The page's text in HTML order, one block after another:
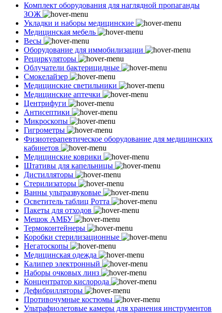
Комплект оборудования для наглядной пропаганды
ЗОЖ
Укладки и наборы медицинские
Медицинская мебель
Весы
Оборудование для иммобилизации
Рециркуляторы
Облучатели бактерицидные
Смокелайзер
Медицинские светильники
Медицинские аптечки
Центрифуги
Антисептики
Микроскопы
Гигрометры
Физиотерапевтическое оборудование для медицинских
кабинетов
Медицинские коврики
Штативы для капельницы
Дистилляторы
Стерилизаторы
Ванны ультразвуковые
Осветитель таблиц Ротта
Пакеты для отходов
Мешок АМБУ
Термоконтейнеры
Коробки стерилизационные
Негатоскопы
Медицинская одежда
Калипер электронный
Наборы очковых линз
Концентратор кислорода
Дефибрилляторы
Противочумные костюмы
Ультрафиолетовые камеры для хранения инструментов